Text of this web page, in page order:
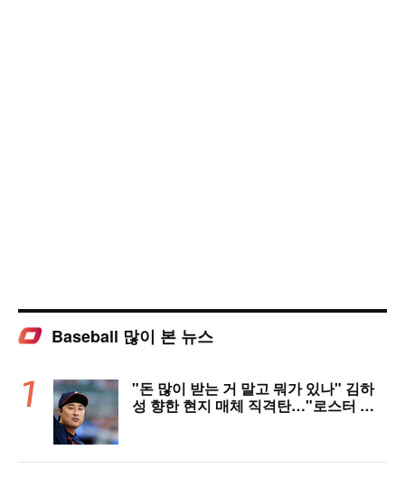
Baseball 많이 본 뉴스
"돈 많이 받는 거 말고 뭐가 있나" 김하
성 향한 현지 매체 직격탄…"로스터 한